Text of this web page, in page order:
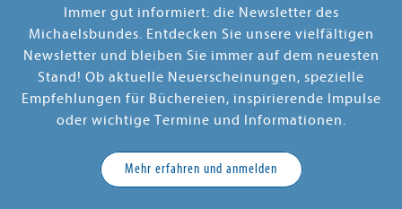
Immer gut informiert: die Newsletter des
Michaelsbundes. Entdecken Sie unsere vielfältigen
Newsletter und bleiben Sie immer auf dem neuesten
Stand! Ob aktuelle Neuerscheinungen, spezielle
Empfehlungen für Büchereien, inspirierende Impulse
oder wichtige Termine und Informationen.
Mehr erfahren und anmelden